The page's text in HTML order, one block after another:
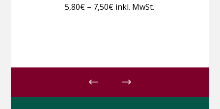
5,80€ – 7,50€Preisspanne:
inkl. MwSt.